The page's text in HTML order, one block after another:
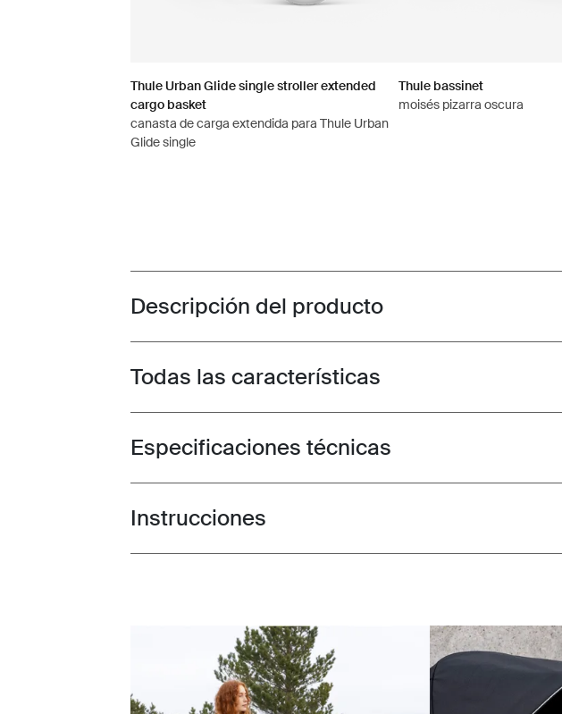
Thule Urban Glide single stroller extended
cargo basket
canasta de carga extendida para Thule Urban
Glide single
Thule bassinet
moisés pizarra oscura
Toggle overview
Descripción del producto
Toggle features
Todas las características
Toggle techspec
Especificaciones técnicas
Toggle guides and instructions
Instrucciones